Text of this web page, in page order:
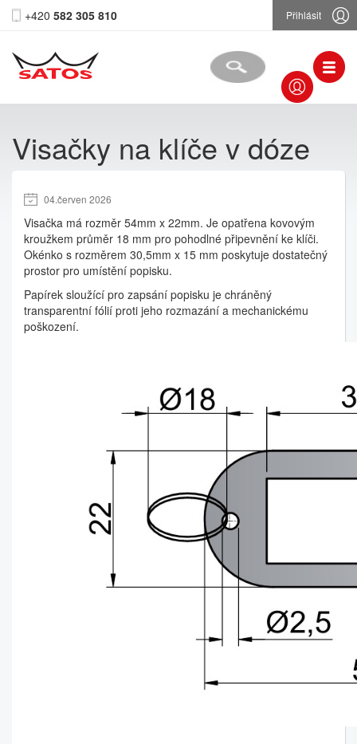
+420 582 305 810 Přihlásit
Visačky na klíče v dóze
04.červen 2026
Visačka má rozměr 54mm x 22mm. Je opatřena kovovým
kroužkem průměr 18 mm pro pohodlné připevnění ke klíči.
Okénko s rozměrem 30,5mm x 15 mm poskytuje dostatečný
prostor pro umístění popisku.
Papírek sloužící pro zapsání popisku je chráněný
transparentní fólií proti jeho rozmazání a mechanickému
poškození.